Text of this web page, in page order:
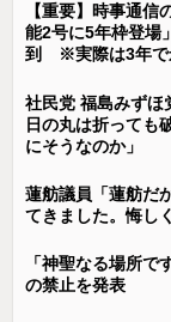
【重要】時事通
能2号に5年枠登場
到 ※実際は3年で
社民党 福島みずほ
日の丸は折っても
にそうなのか」
蓮舫議員「蓮舫だ
てきました。悔し
「神聖なる場所
の禁止を発表